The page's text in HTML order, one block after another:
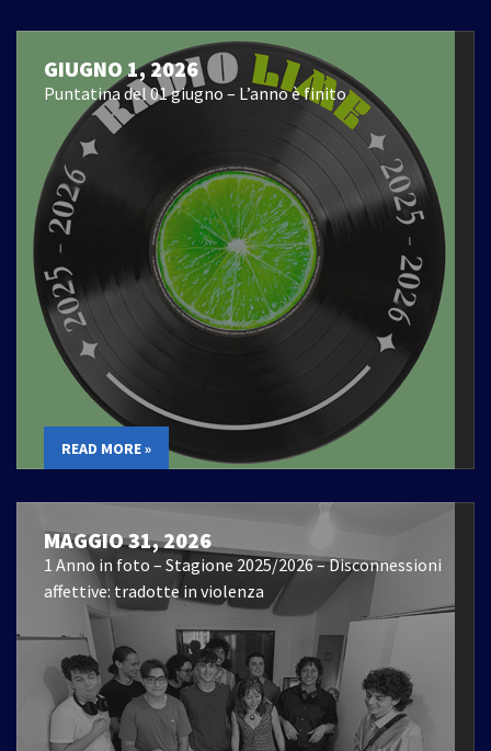
GIUGNO 1, 2026
Puntatina del 01 giugno – L’anno è finito
READ MORE »
MAGGIO 31, 2026
1 Anno in foto – Stagione 2025/2026 – Disconnessioni
affettive: tradotte in violenza